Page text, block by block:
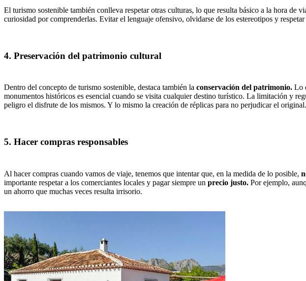
El turismo sostenible también conlleva respetar otras culturas, lo que resulta básico a la hora de
curiosidad por comprenderlas. Evitar el lenguaje ofensivo, olvidarse de los estereotipos y
4. Preservación del patrimonio cultural
Dentro del concepto de turismo sostenible, destaca también la conservación del patrimonio. Lo
monumentos históricos es esencial cuando se visita cualquier destino turístico. La limitación y
peligro el disfrute de los mismos. Y lo mismo la creación de réplicas para no perjudicar el original.
5. Hacer compras responsables
Al hacer compras cuando vamos de viaje, tenemos que intentar que, en la medida de lo posible,
importante respetar a los comerciantes locales y pagar siempre un precio justo. Por ejemplo,
un ahorro que muchas veces resulta irrisorio.